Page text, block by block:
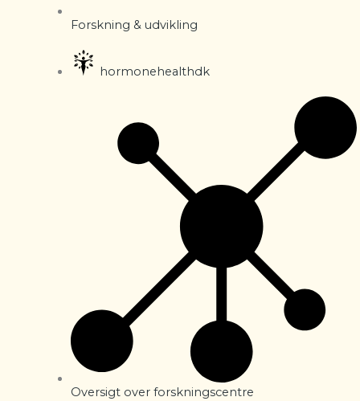
Forskning & udvikling
hormonehealthdk
Oversigt over forskningscentre